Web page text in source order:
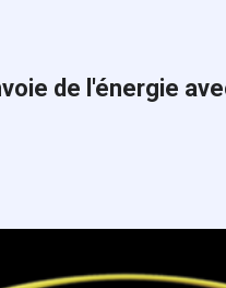
de l'énergie